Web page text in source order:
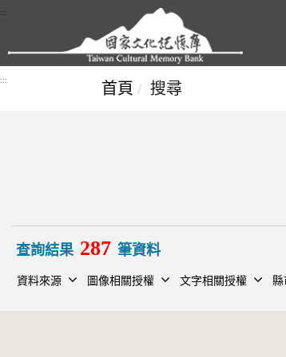
跳到主要內容區塊
:::
::: 首頁 搜尋
查詢結果 287 筆資料
資料來源 圖像相關授權 文字相關授權 縣